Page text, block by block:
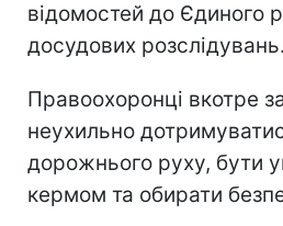
відомостей до Єдиного
досудових розслідувань.
Правоохоронці вкотре
неухильно
дорожнього руху, бути
кермом та обирати